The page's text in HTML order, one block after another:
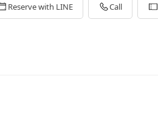
Reserve with LINE Call